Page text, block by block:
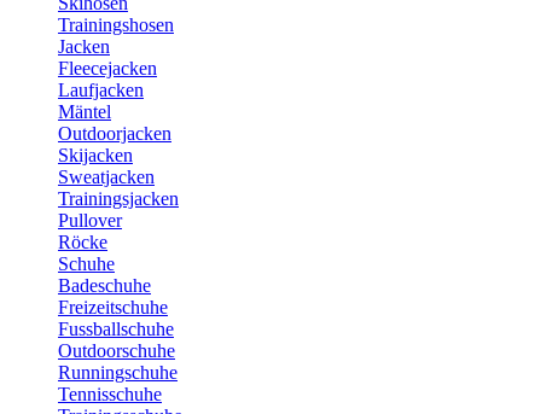
Trainingshosen
Jacken
Fleecejacken
Laufjacken
Mäntel
Outdoorjacken
Skijacken
Sweatjacken
Trainingsjacken
Pullover
Röcke
Schuhe
Badeschuhe
Freizeitschuhe
Fussballschuhe
Outdoorschuhe
Runningschuhe
Tennisschuhe